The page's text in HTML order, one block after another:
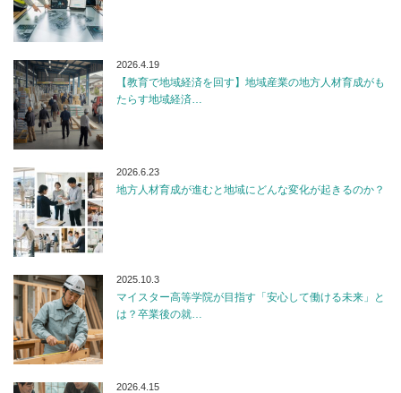
2026.4.19
【教育で地域経済を回す】地域産業の地方人材育成がも
たらす地域経済…
2026.6.23
地方人材育成が進むと地域にどんな変化が起きるのか？
2025.10.3
マイスター高等学院が目指す「安心して働ける未来」と
は？卒業後の就…
2026.4.15